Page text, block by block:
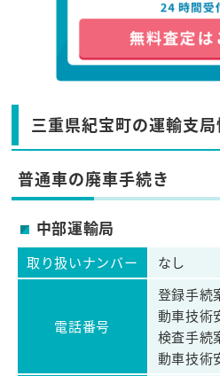
三重県紀宝町の運輸支
普通車の廃車手続き
中部運輸局
取り扱いナンバー なし
電話番号
登録手続
動車技術
検査手続
動車技術